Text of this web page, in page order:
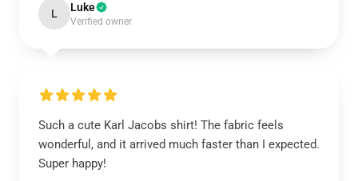
L Luke
Verified owner
Such a cute Karl Jacobs shirt! The fabric feels
wonderful, and it arrived much faster than I expected.
Super happy!